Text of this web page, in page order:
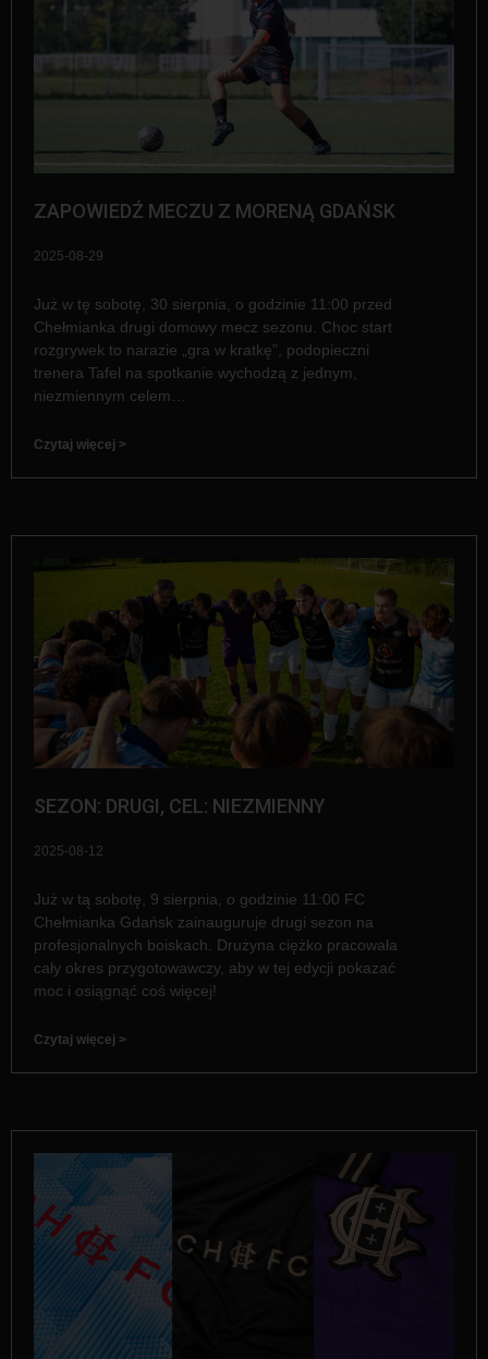
ZAPOWIEDŹ MECZU Z MORENĄ GDAŃSK
2025-08-29
Już w tę sobotę, 30 sierpnia, o godzinie 11:00 przed
Chełmianka drugi domowy mecz sezonu. Choc start
rozgrywek to narazie „gra w kratkę”, podopieczni
trenera Tafel na spotkanie wychodzą z jednym,
niezmiennym celem…
Czytaj więcej >
SEZON: DRUGI, CEL: NIEZMIENNY
2025-08-12
Już w tą sobotę, 9 sierpnia, o godzinie 11:00 FC
Chełmianka Gdańsk zainauguruje drugi sezon na
profesjonalnych boiskach. Drużyna ciężko pracowała
cały okres przygotowawczy, aby w tej edycji pokazać
moc i osiągnąć coś więcej!
Czytaj więcej >